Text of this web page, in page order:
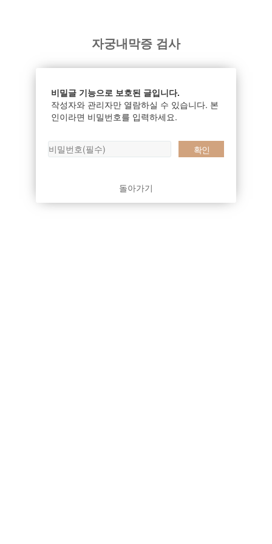
자궁내막증 검사
비밀글 기능으로 보호된 글입니다.
작성자와 관리자만 열람하실 수 있습니다. 본
인이라면 비밀번호를 입력하세요.
돌아가기